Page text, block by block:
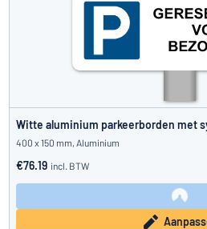
Witte aluminium parkeerborden met
400 x 150 mm, Aluminium
€76.19 incl. BTW